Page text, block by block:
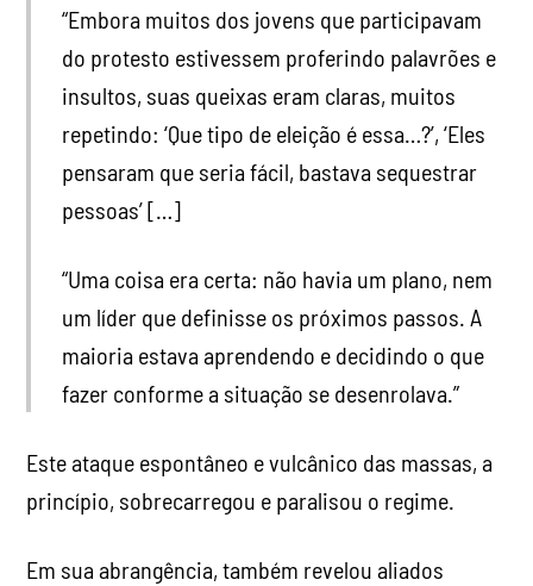
“Embora muitos dos jovens que participavam
do protesto estivessem proferindo palavrões e
insultos, suas queixas eram claras, muitos
repetindo: ‘Que tipo de eleição é essa…?’, ‘Eles
pensaram que seria fácil, bastava sequestrar
pessoas’ […]
“Uma coisa era certa: não havia um plano, nem
um líder que definisse os próximos passos. A
maioria estava aprendendo e decidindo o que
fazer conforme a situação se desenrolava.”
Este ataque espontâneo e vulcânico das massas, a
princípio, sobrecarregou e paralisou o regime.
Em sua abrangência, também revelou aliados